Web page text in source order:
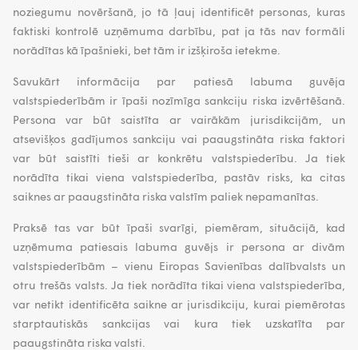
noziegumu novēršanā, jo tā ļauj identificēt personas, kuras
faktiski kontrolē uzņēmuma darbību, pat ja tās nav formāli
norādītas kā īpašnieki, bet tām ir izšķiroša ietekme.
Savukārt informācija par patiesā labuma guvēja
valstspiederībām ir īpaši nozīmīga sankciju riska izvērtēšanā.
Persona var būt saistīta ar vairākām jurisdikcijām, un
atsevišķos gadījumos sankciju vai paaugstināta riska faktori
var būt saistīti tieši ar konkrētu valstspiederību. Ja tiek
norādīta tikai viena valstspiederība, pastāv risks, ka citas
saiknes ar paaugstināta riska valstīm paliek nepamanītas.
Praksē tas var būt īpaši svarīgi, piemēram, situācijā, kad
uzņēmuma patiesais labuma guvējs ir persona ar divām
valstspiederībām – vienu Eiropas Savienības dalībvalsts un
otru trešās valsts. Ja tiek norādīta tikai viena valstspiederība,
var netikt identificēta saikne ar jurisdikciju, kurai piemērotas
starptautiskās sankcijas vai kura tiek uzskatīta par
paaugstināta riska valsti.